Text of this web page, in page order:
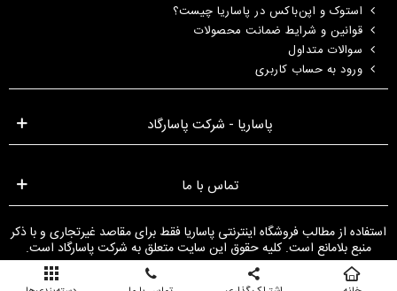
استوک و اپن‌باکس در پاساریا چیست؟
قوانین و شرایط ضمانت محصولات
سوالات متداول
ورود به حساب کاربری
پاساریا - شرکت پاسارگاد
تماس با ما
استفاده از مطالب فروشگاه اینترنتی پاساریا فقط برای مقاصد غیرتجاری و با ذکر
منبع بلامانع است. کلیه حقوق این سایت متعلق به شرکت پاسارگاد است.